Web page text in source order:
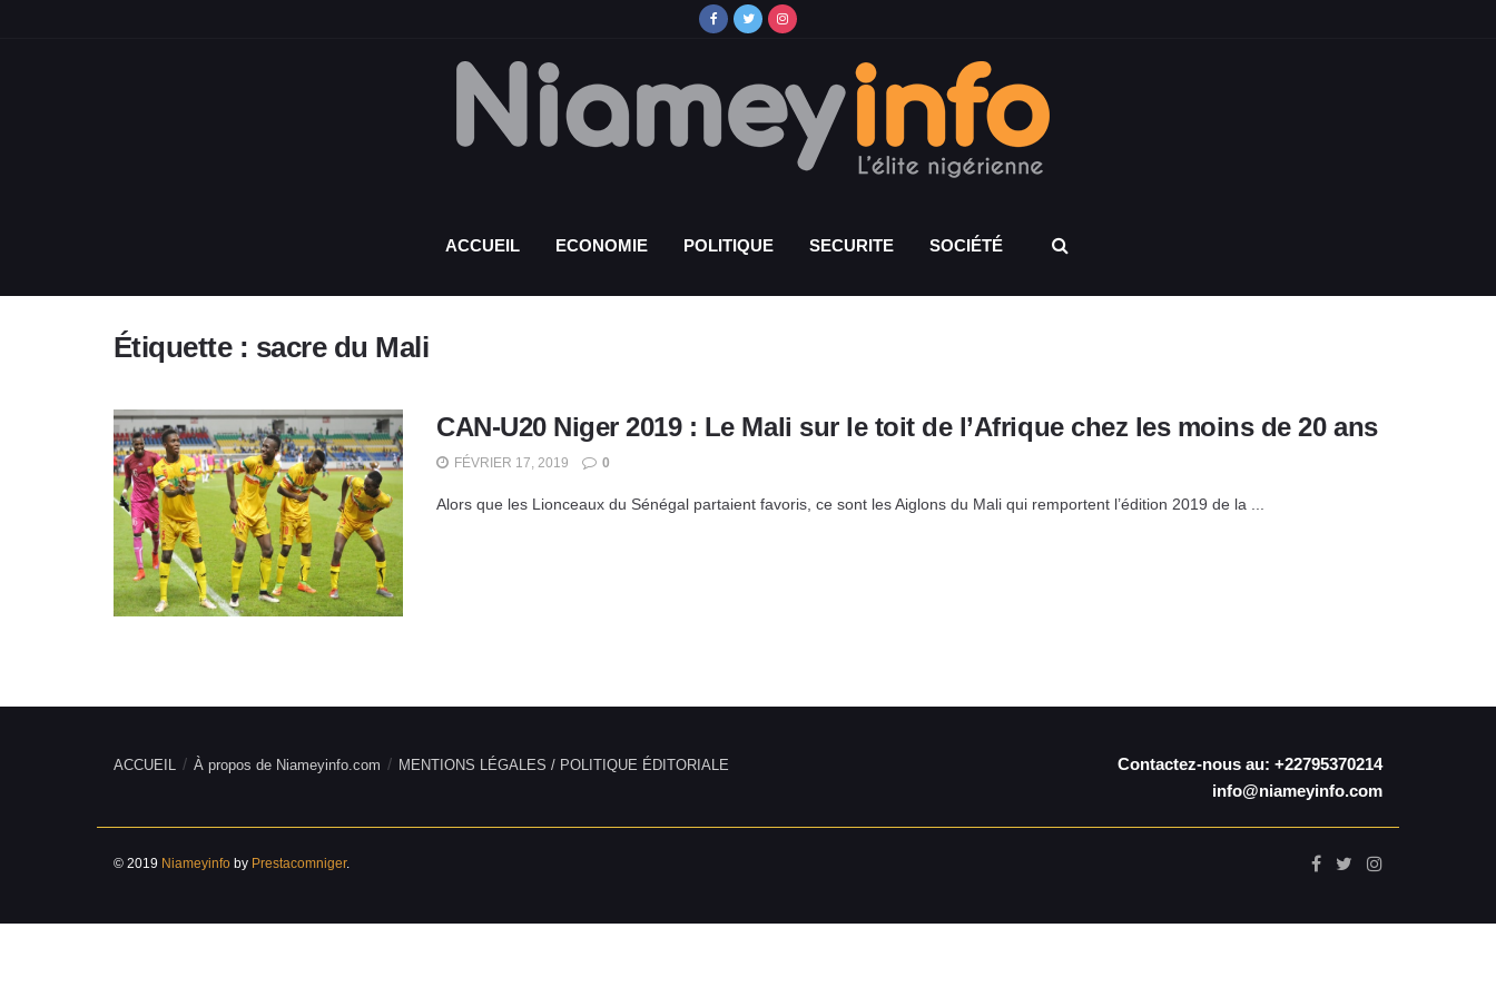
ACCUEIL ECONOMIE POLITIQUE SECURITE SOCIÉTÉ
Étiquette : sacre du Mali
CAN-U20 Niger 2019 : Le Mali sur le toit de l’Afrique chez les moins de 20 ans
FÉVRIER 17, 2019 0
Alors que les Lionceaux du Sénégal partaient favoris, ce sont les Aiglons du Mali qui remportent l’édition 2019 de la ...
ACCUEIL À propos de Niameyinfo.com MENTIONS LÉGALES / POLITIQUE ÉDITORIALE
Contactez-nous au: +22795370214
info@niameyinfo.com
© 2019 Niameyinfo by Prestacomniger.